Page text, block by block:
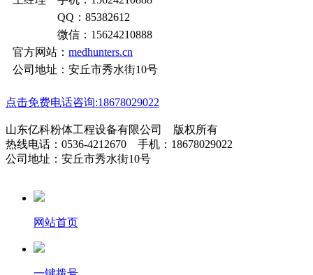
QQ：85382612
微信：15624210888
官方网站： medhunters.cn
公司地址：安丘市秀水街10号
点击免费电话咨询:18678029022
山东亿科粉体工程设备有限公司 版权所有
热线电话：0536-4212670 手机：18678029022
公司地址：安丘市秀水街10号
网站首页